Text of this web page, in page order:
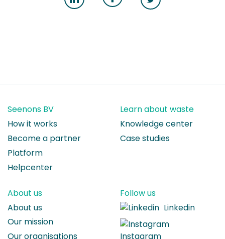
Seenons BV
How it works
Become a partner
Platform
Helpcenter
Learn about waste
Knowledge center
Case studies
About us
About us
Our mission
Our organisations
Follow us
Linkedin
Instagram